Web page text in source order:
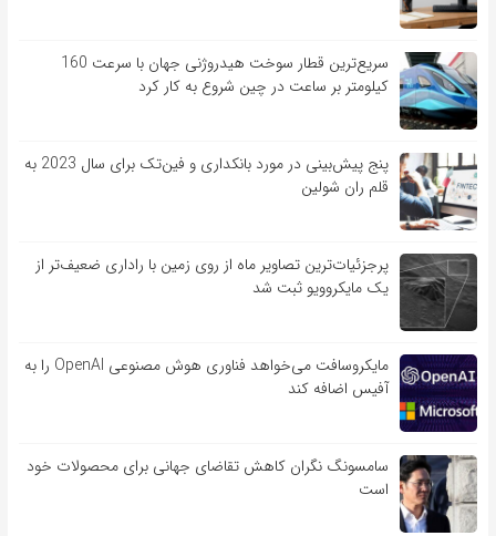
سریع‌ترین قطار سوخت هیدروژنی جهان با سرعت 160
کیلومتر بر ساعت در چین شروع به کار کرد
پنج پیش‌بینی در مورد بانکداری و فین‌تک برای سال 2023 به
قلم ران شولین
پرجزئیات‌ترین تصاویر ماه از روی زمین با راداری ضعیف‌تر از
یک مایکروویو ثبت شد
مایکروسافت می‌خواهد فناوری هوش مصنوعی OpenAI را به
آفیس اضافه کند
سامسونگ نگران کاهش تقاضای جهانی برای محصولات خود
است